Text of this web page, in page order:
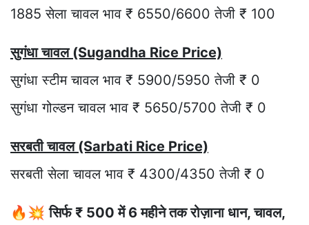
1885 सेला चावल भाव ₹ 6550/6600 तेजी ₹ 100
सुगंधा चावल (Sugandha Rice Price)
सुगंधा स्टीम चावल भाव ₹ 5900/5950 तेजी ₹ 0
सुगंधा गोल्डन चावल भाव ₹ 5650/5700 तेजी ₹ 0
सरबती चावल (Sarbati Rice Price)
सरबती सेला चावल भाव ₹ 4300/4350 तेजी ₹ 0
🔥💥सिर्फ ₹ 500 में 6 महीने तक रोज़ाना धान, चावल,